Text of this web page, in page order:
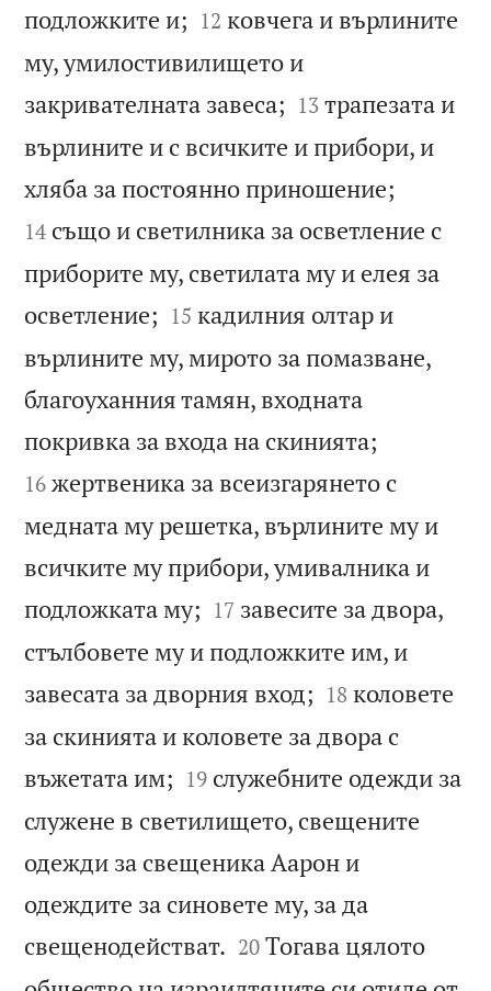
подложките и; 

12 ковчега и върлините
му, умилостивилището и
закривателната завеса; 

13 трапезата и
върлините и с всичките и прибори, и
хляба за постоянно приношение;
14 също и светилника за осветление с
приборите му, светилата му и елея за
осветление; 

15 кадилния олтар и
върлините му, мирото за помазване,
благоуханния тамян, входната
покривка за входа на скинията;
16 жертвеника за всеизгарянето с
медната му решетка, върлините му и
всичките му прибори, умивалника и
подложката му; 

17 завесите за двора,
стълбовете му и подложките им, и
завесата за дворния вход; 

18 коловете
за скинията и коловете за двора с
въжетата им; 

19 служебните одежди за
служене в светилището, свещените
одежди за свещеника Аарон и
одеждите за синовете му, за да
свещенодействат. 

20 Тогава цялото